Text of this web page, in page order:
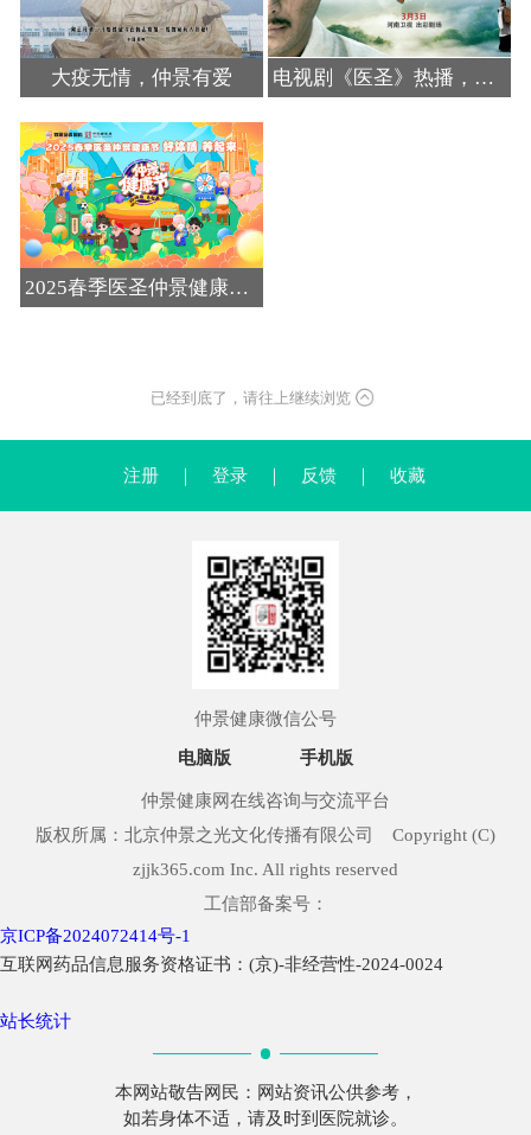
大疫无情，仲景有爱 电视剧《医圣》热播，弘扬医圣精神、传播仲景中医药文化
2025春季医圣仲景健康节全国各地火热进行中
已经到底了，请往上继续浏览
注册 ｜ 登录 ｜ 反馈 ｜ 收藏
仲景健康微信公号
电脑版 手机版
仲景健康网在线咨询与交流平台
版权所属：北京仲景之光文化传播有限公司 Copyright (C)
zjjk365.com Inc. All rights reserved
工信部备案号：
京ICP备2024072414号-1
互联网药品信息服务资格证书：(京)-非经营性-2024-0024
站长统计
本网站敬告网民：网站资讯公供参考，
如若身体不适，请及时到医院就诊。